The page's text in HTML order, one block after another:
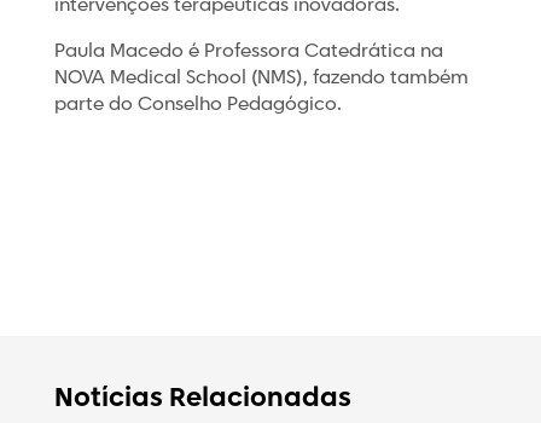
intervenções terapêuticas inovadoras.
Paula Macedo é Professora Catedrática na
NOVA Medical School (NMS), fazendo também
parte do Conselho Pedagógico.
Notícias Relacionadas